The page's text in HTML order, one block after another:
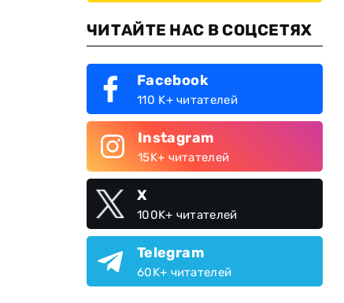
ЧИТАЙТЕ НАС В СОЦСЕТЯХ
Facebook
110 K+ читателей
Instagram
15K+ читателей
X
100K+ читателей
Telegram
60K+ читателей